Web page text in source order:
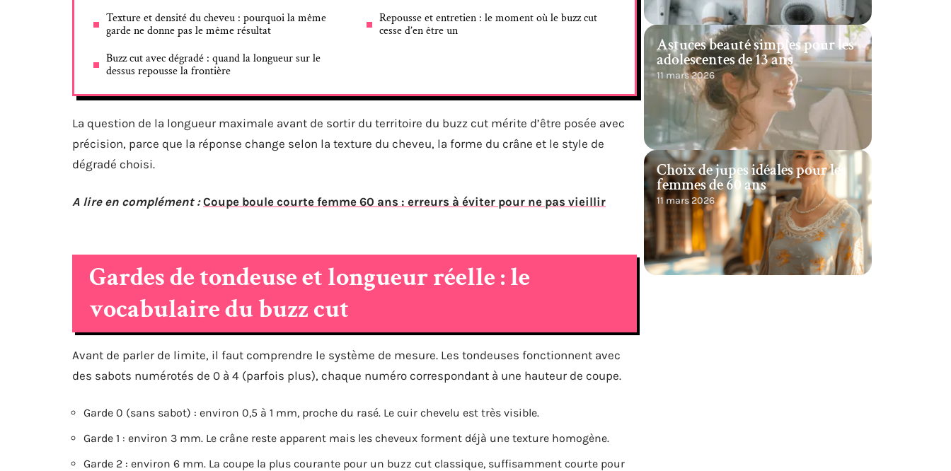
Texture et densité du cheveu : pourquoi la même
garde ne donne pas le même résultat
Buzz cut avec dégradé : quand la longueur sur le
dessus repousse la frontière
Repousse et entretien : le moment où le buzz cut
cesse d’en être un
La question de la longueur maximale avant de sortir du territoire du buzz cut mérite d’être posée avec
précision, parce que la réponse change selon la texture du cheveu, la forme du crâne et le style de
dégradé choisi.
A lire en complément : Coupe boule courte femme 60 ans : erreurs à éviter pour ne pas vieillir
Gardes de tondeuse et longueur réelle : le
vocabulaire du buzz cut
Avant de parler de limite, il faut comprendre le système de mesure. Les tondeuses fonctionnent avec
des sabots numérotés de 0 à 4 (parfois plus), chaque numéro correspondant à une hauteur de coupe.
Garde 0 (sans sabot) : environ 0,5 à 1 mm, proche du rasé. Le cuir chevelu est très visible.
Garde 1 : environ 3 mm. Le crâne reste apparent mais les cheveux forment déjà une texture homogène.
Garde 2 : environ 6 mm. La coupe la plus courante pour un buzz cut classique, suffisamment courte pour
Astuces beauté simples pour les
adolescentes de 13 ans
11 mars 2026
Choix de jupes idéales pour les
femmes de 60 ans
11 mars 2026